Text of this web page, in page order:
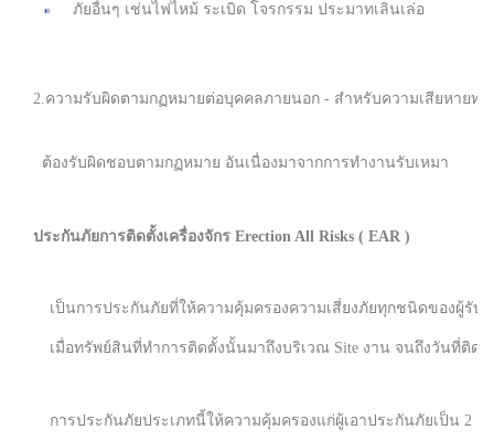
ภัยอื่นๆ เช่นไฟไหม้ ระเบิด โจรกรรม ประมาทเลินเล่อ
2.ความรับผิดตามกฏหมายต่อบุคคลภายนอก - สำหรับความเสียหายท
ต้องรับผิดชอบตามกฏหมาย อันเนื่องมาจากการทำงานรับเหมา
ประกันภัยการติดตั้งเครื่องจักร Erection All Risks ( EAR )
เป็นการประกันภัยที่ให้ความคุ้มครองความเสี่ยงภัยทุกชนิดของผู้รับ
เมื่อทรัพย์สินที่ทำการติดตั้งนั้นมาถึงบริเวณ Site งาน จนถึงวันที่ติ
การประกันภัยประเภทนี้ให้ความคุ้มครองแก่ผู้เอาประกันภัยเป็น 2 ส่